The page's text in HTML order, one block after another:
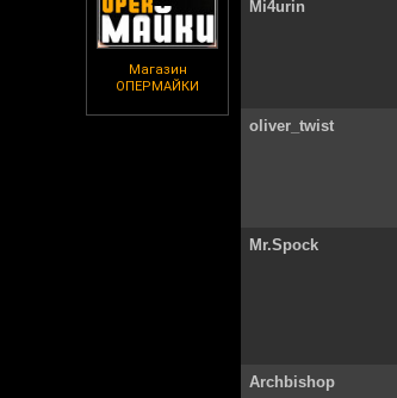
Магазин
ОПЕРМАЙКИ
Mi4urin
oliver_twist
Mr.Spock
Archbishop